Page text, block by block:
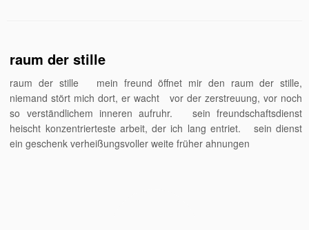
raum der stille
raum der stille mein freund öffnet mir den raum der stille,
niemand stört mich dort, er wacht vor der zerstreuung, vor noch
so verständlichem inneren aufruhr. sein freundschaftsdienst
heischt konzentrierteste arbeit, der ich lang entriet. sein dienst
ein geschenk verheißungsvoller weite früher ahnungen